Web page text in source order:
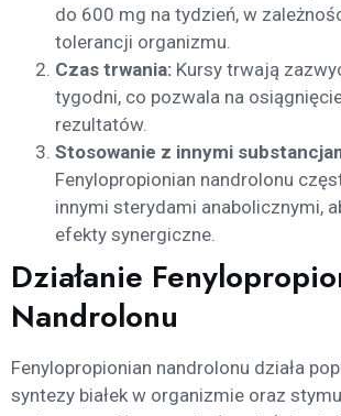
do 600 mg na tydzień, w
tolerancji organizmu.
Czas trwania: Kursy trwają
tygodni, co pozwala na
rezultatów.
Stosowanie z innymi
Fenylopropionian nandrolonu
innymi sterydami anabolicznymi,
efekty synergiczne.
Działanie
Nandrolonu
Fenylopropionian nandrolonu działa
syntezy białek w organizmie oraz